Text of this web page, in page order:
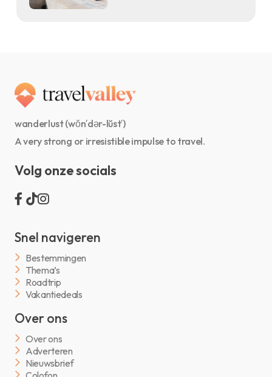
wanderlust (wŏn′dər-lŭst′)
A very strong or irresistible impulse to travel.
Volg onze socials
Snel navigeren
Bestemmingen
Thema’s
Roadtrip
Vakantiedeals
Over ons
Over ons
Adverteren
Nieuwsbrief